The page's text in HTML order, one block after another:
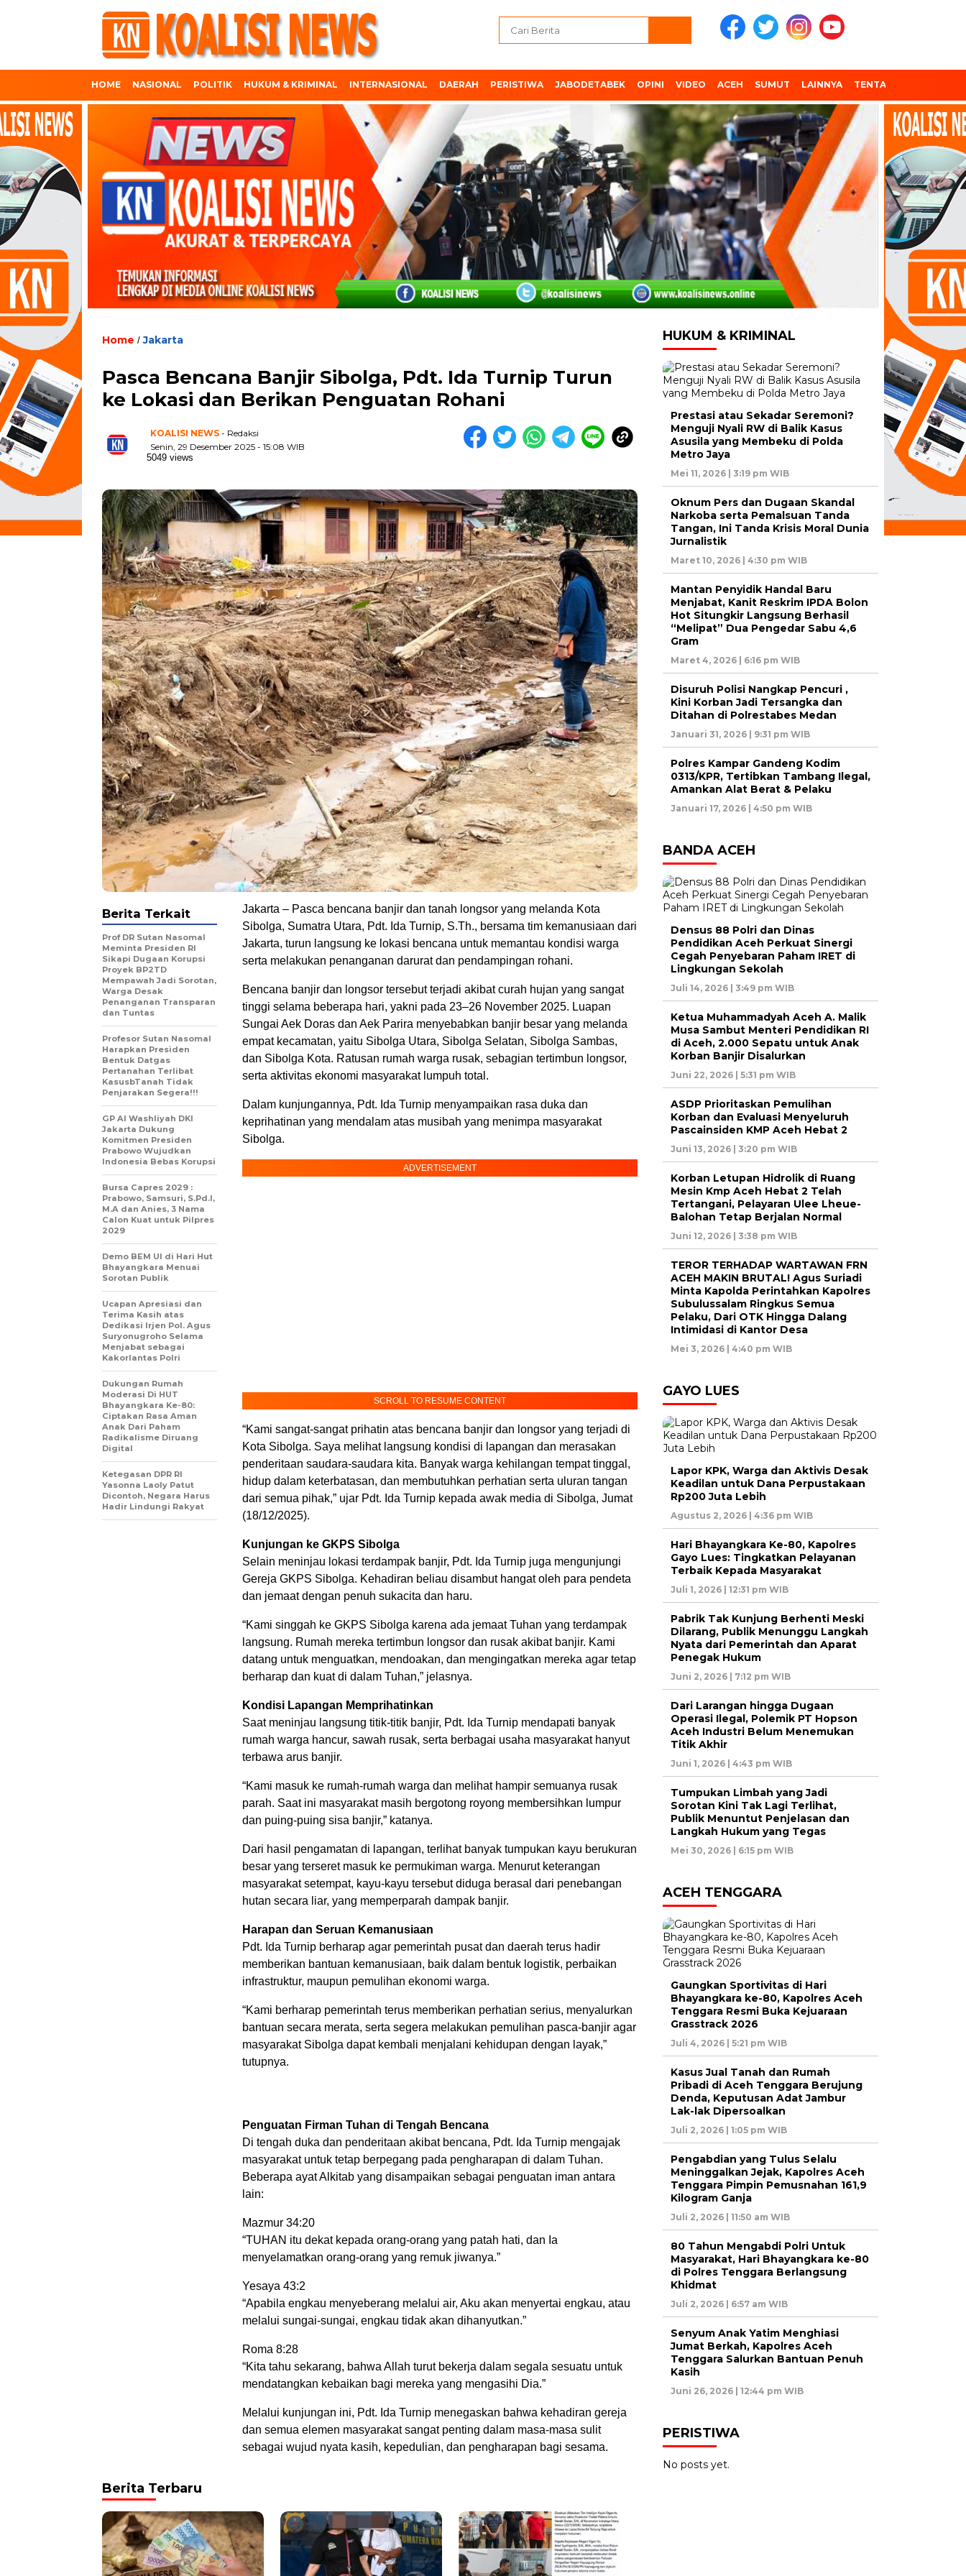
HOME NASIONAL POLITIK HUKUM & KRIMINAL INTERNASIONAL DAERAH PERISTIWA JABODETABEK OPINI VIDEO ACEH SUMUT LAINNYA TENTANG KAMI
Home /Jakarta
Pasca Bencana Banjir Sibolga, Pdt. Ida Turnip Turun
ke Lokasi dan Berikan Penguatan Rohani
KOALISI NEWS - Redaksi
Senin, 29 Desember 2025 - 15:08 WIB
5049 views
Jakarta – Pasca bencana banjir dan tanah longsor yang melanda Kota
Sibolga, Sumatra Utara, Pdt. Ida Turnip, S.Th., bersama tim kemanusiaan dari
Jakarta, turun langsung ke lokasi bencana untuk memantau kondisi warga
serta melakukan penanganan darurat dan pendampingan rohani.
Bencana banjir dan longsor tersebut terjadi akibat curah hujan yang sangat
tinggi selama beberapa hari, yakni pada 23–26 November 2025. Luapan
Sungai Aek Doras dan Aek Parira menyebabkan banjir besar yang melanda
empat kecamatan, yaitu Sibolga Utara, Sibolga Selatan, Sibolga Sambas,
dan Sibolga Kota. Ratusan rumah warga rusak, sebagian tertimbun longsor,
serta aktivitas ekonomi masyarakat lumpuh total.
Dalam kunjungannya, Pdt. Ida Turnip menyampaikan rasa duka dan
keprihatinan yang mendalam atas musibah yang menimpa masyarakat
Sibolga.
ADVERTISEMENT
SCROLL TO RESUME CONTENT
“Kami sangat-sangat prihatin atas bencana banjir dan longsor yang terjadi di
Kota Sibolga. Saya melihat langsung kondisi di lapangan dan merasakan
penderitaan saudara-saudara kita. Banyak warga kehilangan tempat tinggal,
hidup dalam keterbatasan, dan membutuhkan perhatian serta uluran tangan
dari semua pihak,” ujar Pdt. Ida Turnip kepada awak media di Sibolga, Jumat
(18/12/2025).
Kunjungan ke GKPS Sibolga
Selain meninjau lokasi terdampak banjir, Pdt. Ida Turnip juga mengunjungi
Gereja GKPS Sibolga. Kehadiran beliau disambut hangat oleh para pendeta
dan jemaat dengan penuh sukacita dan haru.
“Kami singgah ke GKPS Sibolga karena ada jemaat Tuhan yang terdampak
langsung. Rumah mereka tertimbun longsor dan rusak akibat banjir. Kami
datang untuk menguatkan, mendoakan, dan mengingatkan mereka agar tetap
berharap dan kuat di dalam Tuhan,” jelasnya.
Kondisi Lapangan Memprihatinkan
Saat meninjau langsung titik-titik banjir, Pdt. Ida Turnip mendapati banyak
rumah warga hancur, sawah rusak, serta berbagai usaha masyarakat hanyut
terbawa arus banjir.
“Kami masuk ke rumah-rumah warga dan melihat hampir semuanya rusak
parah. Saat ini masyarakat masih bergotong royong membersihkan lumpur
dan puing-puing sisa banjir,” katanya.
Dari hasil pengamatan di lapangan, terlihat banyak tumpukan kayu berukuran
besar yang terseret masuk ke permukiman warga. Menurut keterangan
masyarakat setempat, kayu-kayu tersebut diduga berasal dari penebangan
hutan secara liar, yang memperparah dampak banjir.
Harapan dan Seruan Kemanusiaan
Pdt. Ida Turnip berharap agar pemerintah pusat dan daerah terus hadir
memberikan bantuan kemanusiaan, baik dalam bentuk logistik, perbaikan
infrastruktur, maupun pemulihan ekonomi warga.
“Kami berharap pemerintah terus memberikan perhatian serius, menyalurkan
bantuan secara merata, serta segera melakukan pemulihan pasca-banjir agar
masyarakat Sibolga dapat kembali menjalani kehidupan dengan layak,”
tutupnya.
Penguatan Firman Tuhan di Tengah Bencana
Di tengah duka dan penderitaan akibat bencana, Pdt. Ida Turnip mengajak
masyarakat untuk tetap berpegang pada pengharapan di dalam Tuhan.
Beberapa ayat Alkitab yang disampaikan sebagai penguatan iman antara
lain:
Mazmur 34:20
“TUHAN itu dekat kepada orang-orang yang patah hati, dan Ia
menyelamatkan orang-orang yang remuk jiwanya.”
Yesaya 43:2
“Apabila engkau menyeberang melalui air, Aku akan menyertai engkau, atau
melalui sungai-sungai, engkau tidak akan dihanyutkan.”
Roma 8:28
“Kita tahu sekarang, bahwa Allah turut bekerja dalam segala sesuatu untuk
mendatangkan kebaikan bagi mereka yang mengasihi Dia.”
Melalui kunjungan ini, Pdt. Ida Turnip menegaskan bahwa kehadiran gereja
dan semua elemen masyarakat sangat penting dalam masa-masa sulit
sebagai wujud nyata kasih, kepedulian, dan pengharapan bagi sesama.
Berita Terkait
Prof DR Sutan Nasomal
Meminta Presiden RI
Sikapi Dugaan Korupsi
Proyek BP2TD
Mempawah Jadi Sorotan,
Warga Desak
Penanganan Transparan
dan Tuntas
Profesor Sutan Nasomal
Harapkan Presiden
Bentuk Datgas
Pertanahan Terlibat
KasusbTanah Tidak
Penjarakan Segera!!!
GP Al Washliyah DKI
Jakarta Dukung
Komitmen Presiden
Prabowo Wujudkan
Indonesia Bebas Korupsi
Bursa Capres 2029 :
Prabowo, Samsuri, S.Pd.I,
M.A dan Anies, 3 Nama
Calon Kuat untuk Pilpres
2029
Demo BEM UI di Hari Hut
Bhayangkara Menuai
Sorotan Publik
Ucapan Apresiasi dan
Terima Kasih atas
Dedikasi Irjen Pol. Agus
Suryonugroho Selama
Menjabat sebagai
Kakorlantas Polri
Dukungan Rumah
Moderasi Di HUT
Bhayangkara Ke-80:
Ciptakan Rasa Aman
Anak Dari Paham
Radikalisme Diruang
Digital
Ketegasan DPR RI
Yasonna Laoly Patut
Dicontoh, Negara Harus
Hadir Lindungi Rakyat
Berita Terbaru
HUKUM & KRIMINAL
Prestasi atau Sekadar Seremoni?
Menguji Nyali RW di Balik Kasus
Asusila yang Membeku di Polda
Metro Jaya
Mei 11, 2026 | 3:19 pm WIB
Oknum Pers dan Dugaan Skandal
Narkoba serta Pemalsuan Tanda
Tangan, Ini Tanda Krisis Moral Dunia
Jurnalistik
Maret 10, 2026 | 4:30 pm WIB
Mantan Penyidik Handal Baru
Menjabat, Kanit Reskrim IPDA Bolon
Hot Situngkir Langsung Berhasil
“Melipat” Dua Pengedar Sabu 4,6
Gram
Maret 4, 2026 | 6:16 pm WIB
Disuruh Polisi Nangkap Pencuri ,
Kini Korban Jadi Tersangka dan
Ditahan di Polrestabes Medan
Januari 31, 2026 | 9:31 pm WIB
Polres Kampar Gandeng Kodim
0313/KPR, Tertibkan Tambang Ilegal,
Amankan Alat Berat & Pelaku
Januari 17, 2026 | 4:50 pm WIB
BANDA ACEH
Densus 88 Polri dan Dinas
Pendidikan Aceh Perkuat Sinergi
Cegah Penyebaran Paham IRET di
Lingkungan Sekolah
Juli 14, 2026 | 3:49 pm WIB
Ketua Muhammadyah Aceh A. Malik
Musa Sambut Menteri Pendidikan RI
di Aceh, 2.000 Sepatu untuk Anak
Korban Banjir Disalurkan
Juni 22, 2026 | 5:31 pm WIB
ASDP Prioritaskan Pemulihan
Korban dan Evaluasi Menyeluruh
Pascainsiden KMP Aceh Hebat 2
Juni 13, 2026 | 3:20 pm WIB
Korban Letupan Hidrolik di Ruang
Mesin Kmp Aceh Hebat 2 Telah
Tertangani, Pelayaran Ulee Lheue-
Balohan Tetap Berjalan Normal
Juni 12, 2026 | 3:38 pm WIB
TEROR TERHADAP WARTAWAN FRN
ACEH MAKIN BRUTAL! Agus Suriadi
Minta Kapolda Perintahkan Kapolres
Subulussalam Ringkus Semua
Pelaku, Dari OTK Hingga Dalang
Intimidasi di Kantor Desa
Mei 3, 2026 | 4:40 pm WIB
GAYO LUES
Lapor KPK, Warga dan Aktivis Desak
Keadilan untuk Dana Perpustakaan
Rp200 Juta Lebih
Agustus 2, 2026 | 4:36 pm WIB
Hari Bhayangkara Ke-80, Kapolres
Gayo Lues: Tingkatkan Pelayanan
Terbaik Kepada Masyarakat
Juli 1, 2026 | 12:31 pm WIB
Pabrik Tak Kunjung Berhenti Meski
Dilarang, Publik Menunggu Langkah
Nyata dari Pemerintah dan Aparat
Penegak Hukum
Juni 2, 2026 | 7:12 pm WIB
Dari Larangan hingga Dugaan
Operasi Ilegal, Polemik PT Hopson
Aceh Industri Belum Menemukan
Titik Akhir
Juni 1, 2026 | 4:43 pm WIB
Tumpukan Limbah yang Jadi
Sorotan Kini Tak Lagi Terlihat,
Publik Menuntut Penjelasan dan
Langkah Hukum yang Tegas
Mei 30, 2026 | 6:15 pm WIB
ACEH TENGGARA
Gaungkan Sportivitas di Hari
Bhayangkara ke-80, Kapolres Aceh
Tenggara Resmi Buka Kejuaraan
Grasstrack 2026
Juli 4, 2026 | 5:21 pm WIB
Kasus Jual Tanah dan Rumah
Pribadi di Aceh Tenggara Berujung
Denda, Keputusan Adat Jambur
Lak-lak Dipersoalkan
Juli 2, 2026 | 1:05 pm WIB
Pengabdian yang Tulus Selalu
Meninggalkan Jejak, Kapolres Aceh
Tenggara Pimpin Pemusnahan 161,9
Kilogram Ganja
Juli 2, 2026 | 11:50 am WIB
80 Tahun Mengabdi Polri Untuk
Masyarakat, Hari Bhayangkara ke-80
di Polres Tenggara Berlangsung
Khidmat
Juli 2, 2026 | 6:57 am WIB
Senyum Anak Yatim Menghiasi
Jumat Berkah, Kapolres Aceh
Tenggara Salurkan Bantuan Penuh
Kasih
Juni 26, 2026 | 12:44 pm WIB
PERISTIWA
No posts yet.